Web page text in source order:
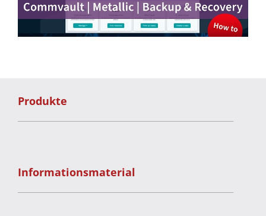
Produkte
Informationsmaterial